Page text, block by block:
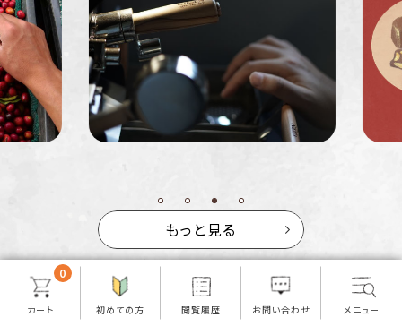
ミャンマー ルワンダ
もっと見る
0